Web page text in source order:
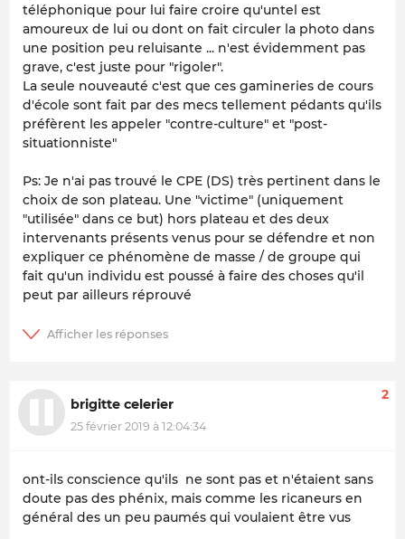
téléphonique pour lui faire croire qu'untel est
amoureux de lui ou dont on fait circuler la photo dans
une position peu reluisante ... n'est évidemment pas
grave, c'est juste pour "rigoler".
La seule nouveauté c'est que ces gamineries de cours
d'école sont fait par des mecs tellement pédants qu'ils
préfèrent les appeler "contre-culture" et "post-
situationniste"
Ps: Je n'ai pas trouvé le CPE (DS) très pertinent dans le
choix de son plateau. Une "victime" (uniquement
"utilisée" dans ce but) hors plateau et des deux
intervenants présents venus pour se défendre et non
expliquer ce phénomène de masse / de groupe qui
fait qu'un individu est poussé à faire des choses qu'il
peut par ailleurs réprouvé
brigitte celerier
25 février 2019 à 12:04:34
2
ont-ils conscience qu'ils ne sont pas et n'étaient sans
doute pas des phénix, mais comme les ricaneurs en
général des un peu paumés qui voulaient être vus